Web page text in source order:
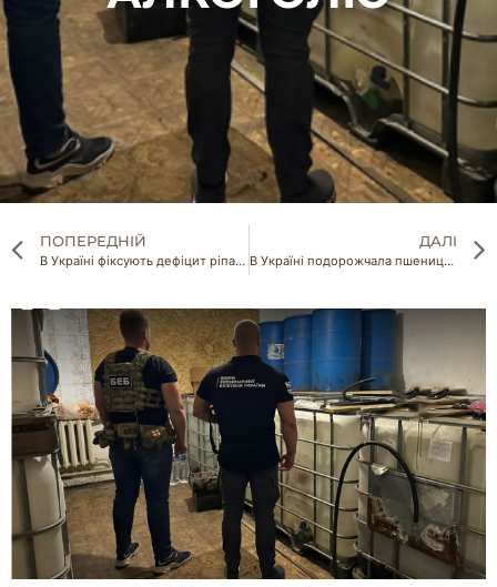
ПОПЕРЕДНІЙ
В Україні фіксують дефіцит ріпаку
ДАЛІ
В Україні подорожчала пшениця та соя